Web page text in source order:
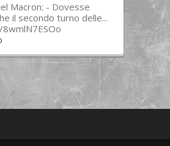
Macron: - Dovesse
il secondo turno delle...